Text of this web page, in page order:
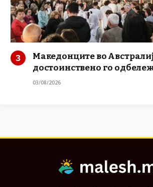
Македонците во
достоинствено го
03/08/2026